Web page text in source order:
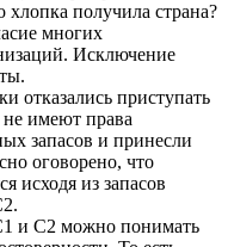
хлопка получила страна?
многих
Исключение
отказались приступать
не имеют права
запасов и принесли
оговорено, что
исходя из запасов
и С2 можно понимать